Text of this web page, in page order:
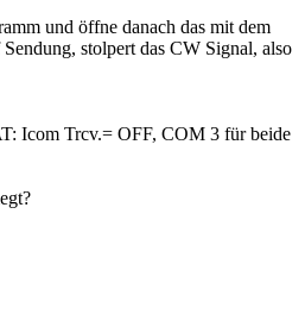
und öffne danach das mit dem
stolpert das CW Signal, also
Icom Trcv.= OFF, COM 3 für beide